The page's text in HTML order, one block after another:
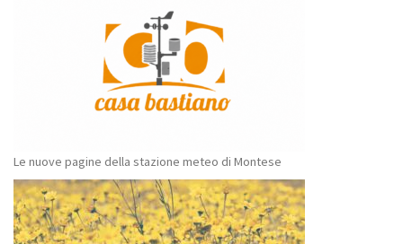
Le nuove pagine della stazione meteo di Montese